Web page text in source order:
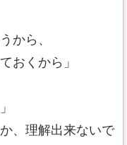
から、
おくから」
、理解出来ないで